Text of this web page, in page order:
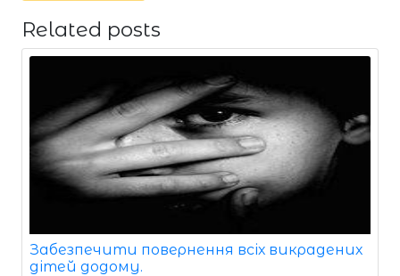
Related posts
Забезпечити повернення всіх викрадених
дітей додому.